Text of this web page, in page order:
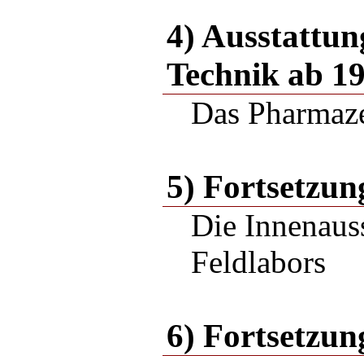
4)
Technik ab
Das
5)
Die
Feldlabors
6)